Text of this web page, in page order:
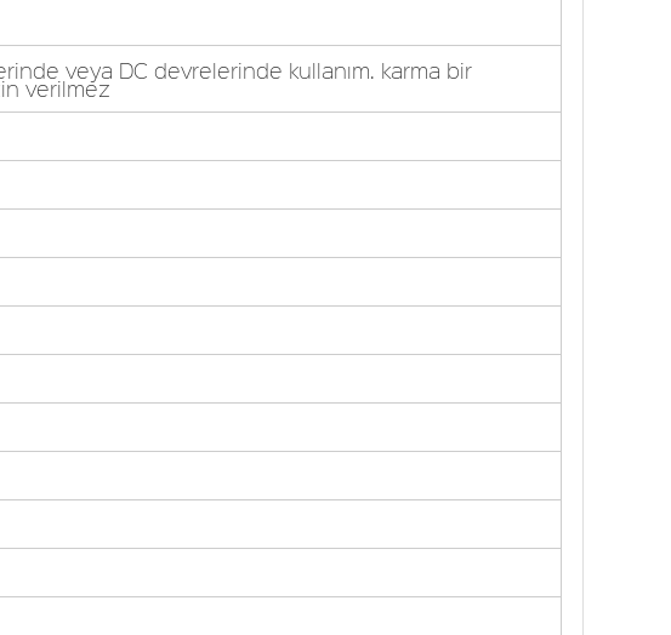
veya DC devrelerinde kullanım. karma bir
verilmez